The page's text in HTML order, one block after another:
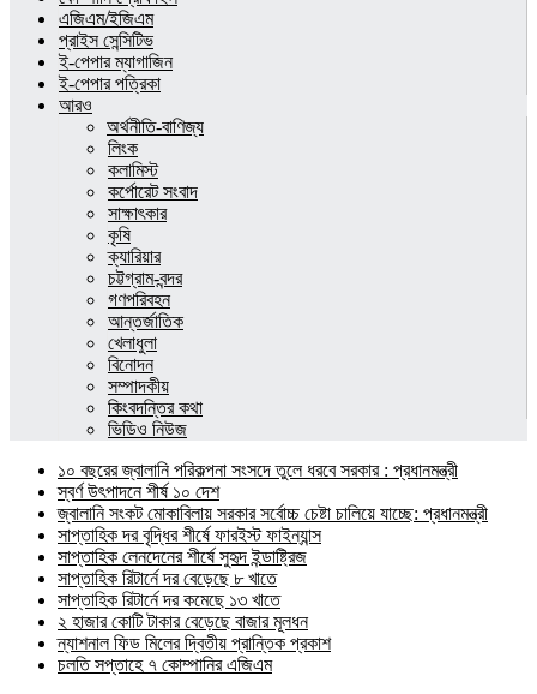
এজিএম/ইজিএম
প্রাইস সেন্সিটিভ
ই-পেপার ম্যাগাজিন
ই-পেপার পত্রিকা
আরও
অর্থনীতি-বাণিজ্য
লিংক
কলামিস্ট
কর্পোরেট সংবাদ
সাক্ষাৎকার
কৃষি
ক্যারিয়ার
চট্টগ্রাম-বন্দর
গণপরিবহন
আন্তর্জাতিক
খেলাধুলা
বিনোদন
সম্পাদকীয়
কিংবদন্তির কথা
ভিডিও নিউজ
১০ বছরের জ্বালানি পরিকল্পনা সংসদে তুলে ধরবে সরকার : প্রধানমন্ত্রী
স্বর্ণ উৎপাদনে শীর্ষ ১০ দেশ
জ্বালানি সংকট মোকাবিলায় সরকার সর্বোচ্চ চেষ্টা চালিয়ে যাচ্ছে: প্রধানমন্ত্রী
সাপ্তাহিক দর বৃদ্ধির শীর্ষে ফারইস্ট ফাইন্যান্স
সাপ্তাহিক লেনদেনের শীর্ষে সুহৃদ ইন্ডাষ্ট্রিজ
সাপ্তাহিক রিটার্নে দর বেড়েছে ৮ খাতে
সাপ্তাহিক রিটার্নে দর কমেছে ১৩ খাতে
২ হাজার কোটি টাকার বেড়েছে বাজার মূলধন
ন্যাশনাল ফিড মিলের দ্বিতীয় প্রান্তিক প্রকাশ
চলতি সপ্তাহে ৭ কোম্পানির এজিএম